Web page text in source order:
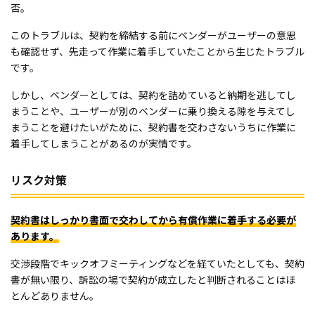
否。
このトラブルは、契約を締結する前にベンダーがユーザーの意思
も確認せず、先走って作業に着手していたことから生じたトラブル
です。
しかし、ベンダーとしては、契約を詰めていると納期を逃してし
まうことや、ユーザーが別のベンダーに乗り換える隙を与えてし
まうことを避けたいがために、契約書を交わさないうちに作業に
着手してしまうことがあるのが実情です。
リスク対策
契約書はしっかり書面で交わしてから有償作業に着手する必要が
あります。
交渉段階でキックオフミーティングなどを経ていたとしても、契約
書が無い限り、訴訟の場で契約が成立したと判断されることはほ
とんどありません。